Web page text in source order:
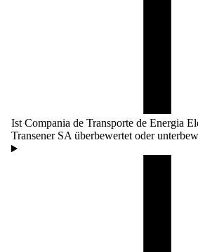
Ist Compania de Transporte de Energia
Transener SA überbewertet oder